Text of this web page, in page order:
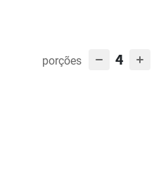
porções 4